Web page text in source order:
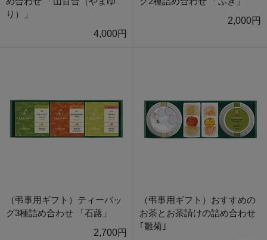
り）」
4,000円
2,000円
（弔事用ギフト）ティーバッ
グ3種詰め合わせ 「石蕗」
2,700円
（弔事用ギフト）おすすめの
お茶とお茶請けの詰め合わせ
｢雛菊｣